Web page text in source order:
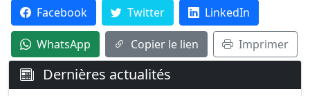
Facebook Twitter LinkedIn
WhatsApp Copier le lien Imprimer
Dernières actualités